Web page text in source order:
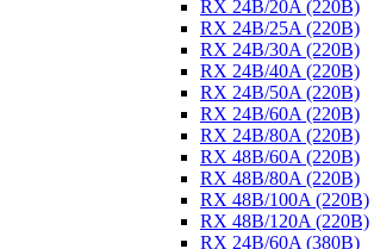
RX 24B/20A (220B)
RX 24B/25A (220B)
RX 24B/30A (220B)
RX 24B/40A (220B)
RX 24B/50A (220B)
RX 24B/60A (220B)
RX 24B/80A (220B)
RX 48B/60A (220B)
RX 48B/80A (220B)
RX 48B/100A (220B)
RX 48B/120A (220B)
RX 24B/60A (380B)